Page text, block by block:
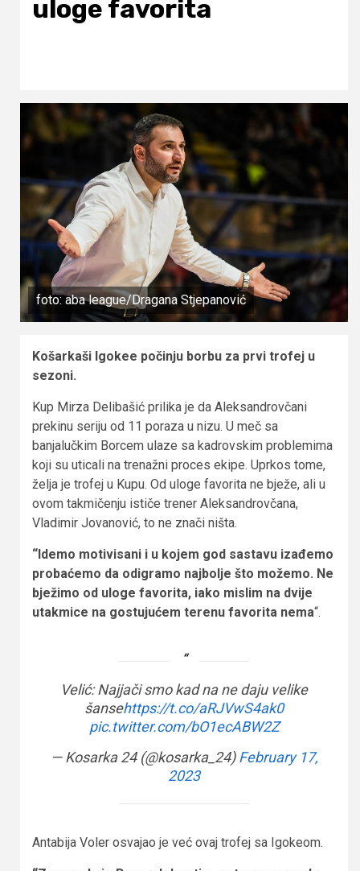
uloge favorita
foto: aba league/Dragana Stjepanović
Košarkaši Igokee počinju borbu za prvi trofej u
sezoni.
Kup Mirza Delibašić prilika je da Aleksandrovčani
prekinu seriju od 11 poraza u nizu. U meč sa
banjalučkim Borcem ulaze sa kadrovskim problemima
koji su uticali na trenažni proces ekipe. Uprkos tome,
želja je trofej u Kupu. Od uloge favorita ne bježe, ali u
ovom takmičenju ističe trener Aleksandrovčana,
Vladimir Jovanović, to ne znači ništa.
“Idemo motivisani i u kojem god sastavu izađemo
probaćemo da odigramo najbolje što možemo. Ne
bježimo od uloge favorita, iako mislim na dvije
utakmice na gostujućem terenu favorita nema“.
Velić: Najjači smo kad na ne daju velike
šansehttps://t.co/aRJVwS4ak0
pic.twitter.com/bO1ecABW2Z
— Kosarka 24 (@kosarka_24)February 17,
2023
Antabija Voler osvajao je već ovaj trofej sa Igokeom.